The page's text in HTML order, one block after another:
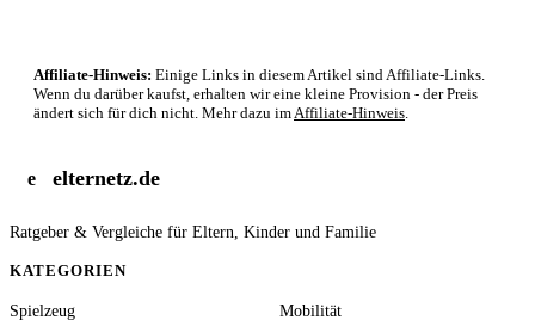
Affiliate-Hinweis: Einige Links in diesem Artikel sind Affiliate-Links.
Wenn du darüber kaufst, erhalten wir eine kleine Provision - der Preis
ändert sich für dich nicht. Mehr dazu im Affiliate-Hinweis
e elternetz.de
Ratgeber & Vergleiche für Eltern, Kinder und Familie
KATEGORIEN
Spielzeug
Mobilität